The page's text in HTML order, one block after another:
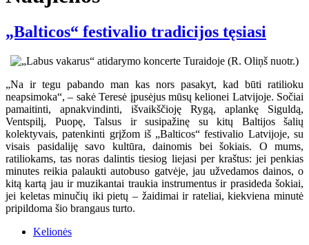
„Balticos“ festivalio tradicijos tęsiasi
„Na ir tegu pabando man kas nors pasakyt, kad būti ratilioku
neapsimoka“, – sakė Teresė įpusėjus mūsų kelionei Latvijoje. Sočiai
pamaitinti, apnakvindinti, išvaikščioję Rygą, aplankę Siguldą,
Ventspilį, Puopę, Talsus ir susipažinę su kitų Baltijos šalių
kolektyvais, patenkinti grįžom iš „Balticos“ festivalio Latvijoje, su
visais pasidaliję savo kultūra, dainomis bei šokiais. O mums,
ratiliokams, tas noras dalintis tiesiog liejasi per kraštus: jei penkias
minutes reikia palaukti autobuso gatvėje, jau užvedamos dainos, o
kitą kartą jau ir muzikantai traukia instrumentus ir prasideda šokiai,
jei keletas minučių iki pietų – žaidimai ir rateliai, kiekviena minutė
pripildoma šio brangaus turto.
Kelionės